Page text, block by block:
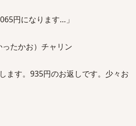
円になります…」
たかお）チャリン
ます。935円のお返しです。少々お